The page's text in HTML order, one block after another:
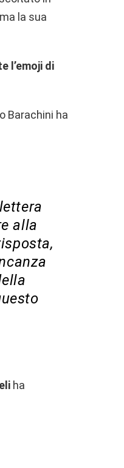
la sua
l’emoji di
Barachini ha
alla
ha